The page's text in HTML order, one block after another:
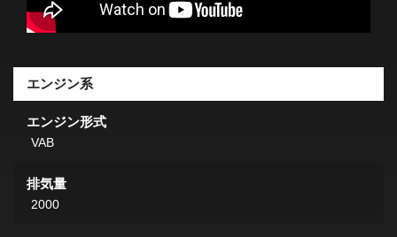
エンジン系
エンジン形式
VAB
排気量
2000